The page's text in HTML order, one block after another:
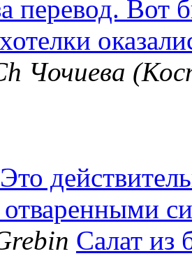
перевод. Вот
Чочиева
отваренными
Салат из